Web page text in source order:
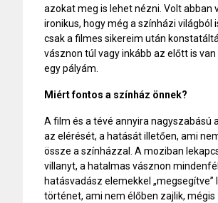
azokat meg is lehet nézni. Volt abban
ironikus, hogy még a színházi világból
csak a filmes sikereim után
vásznon túl vagy inkább az előtt is
egy pályám.
Miért fontos a színház önnek?
A film és a tévé annyira nagyszabású
az elérését, a hatását illetően, ami
össze a színházzal. A moziban
villanyt, a hatalmas vásznon
hatásvadász elemekkel „megsegítve”
történet, ami nem élőben zajlik, mégis